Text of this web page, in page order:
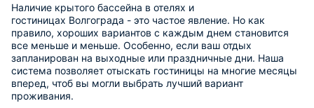
Наличие крытого бассейна в отелях и
гостиницах Волгограда - это частое явление. Но как
правило, хороших вариантов с каждым днем становится
все меньше и меньше. Особенно, если ваш отдых
запланирован на выходные или праздничные дни. Наша
система позволяет отыскать гостиницы на многие месяцы
вперед, чтоб вы могли выбрать лучший вариант
проживания.